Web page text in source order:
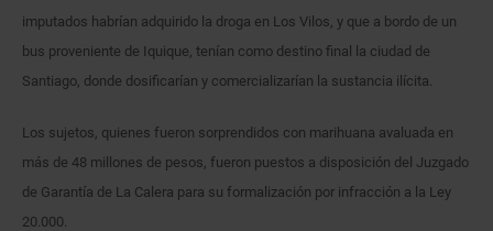
imputados habrían adquirido la droga en Los Vilos, y que a bordo de un
bus proveniente de Iquique, tenían como destino final la ciudad de
Santiago, donde dosificarían y comercializarían la sustancia ilícita.
Los sujetos, quienes fueron sorprendidos con marihuana avaluada en
más de 48 millones de pesos, fueron puestos a disposición del Juzgado
de Garantía de La Calera para su formalización por infracción a la Ley
20.000.